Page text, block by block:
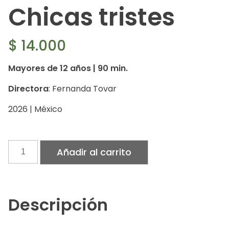
Chicas tristes
$ 14.000
Mayores de 12 años | 90 min.
Directora: Fernanda Tovar
2026 | México
Chicas
tristes
Añadir al carrito
Descripción